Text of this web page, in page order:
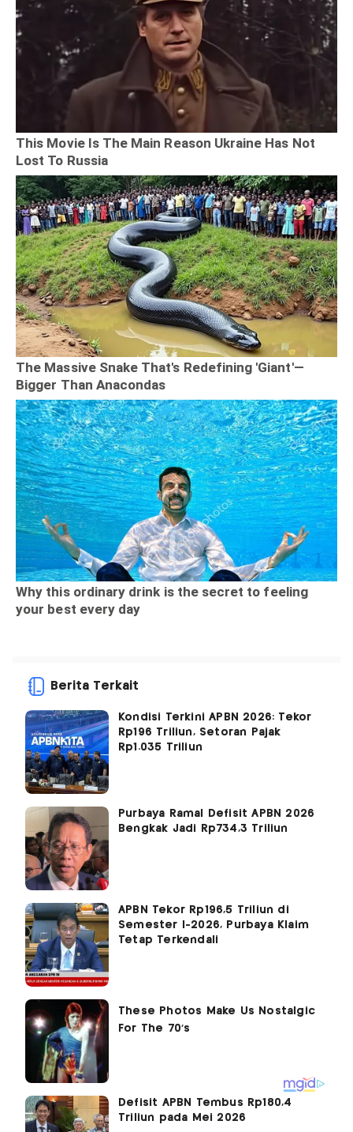
Berita Terkait
Kondisi Terkini APBN 2026: Tekor
Rp196 Triliun, Setoran Pajak
Rp1.035 Triliun
Purbaya Ramal Defisit APBN 2026
Bengkak Jadi Rp734,3 Triliun
APBN Tekor Rp196,5 Triliun di
Semester I-2026, Purbaya Klaim
Tetap Terkendali
Defisit APBN Tembus Rp180,4
Triliun pada Mei 2026